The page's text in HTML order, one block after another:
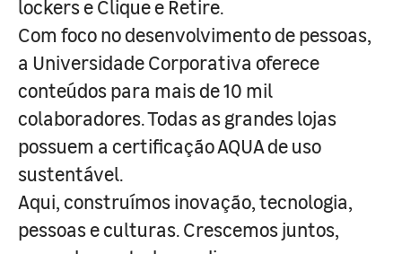
lockers e Clique e Retire.
Com foco no desenvolvimento de pessoas,
a Universidade Corporativa oferece
conteúdos para mais de 10 mil
colaboradores. Todas as grandes lojas
possuem a certificação AQUA de uso
sustentável.
Aqui, construímos inovação, tecnologia,
pessoas e culturas. Crescemos juntos,